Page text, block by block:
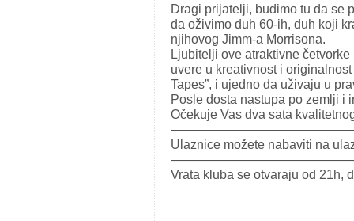
Dragi prijatelji, budimo tu da se
da oživimo duh 60-ih, duh koji
njihovog Jimm-a Morrisona.
Ljubitelji ove atraktivne
uvere u kreativnost i
Tapes”, i ujedno da uživaju u
Posle dosta nastupa po zemlji i
Očekuje Vas dva sata
Ulaznice možete nabaviti na
Vrata kluba se otvaraju od 21h,